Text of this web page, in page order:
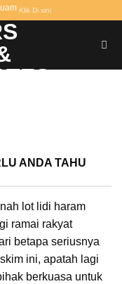
Klik Di sini
ANDA TAHU
lot lidi haram
ramai rakyat
betapa seriusnya
ini, apatah lagi
berkuasa untuk